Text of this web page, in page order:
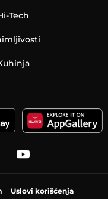
Tech
Uslovi korišćenja